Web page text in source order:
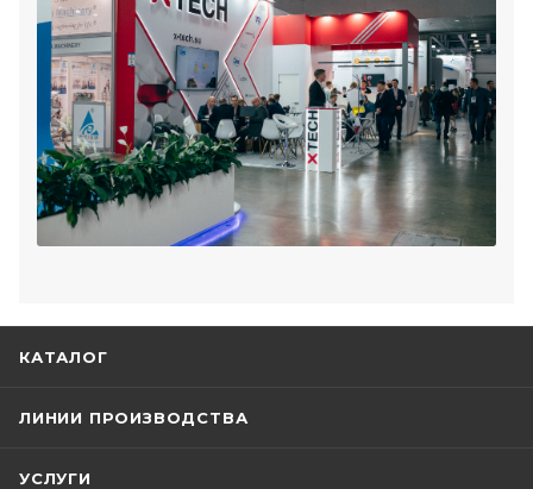
КАТАЛОГ
ЛИНИИ ПРОИЗВОДСТВА
УСЛУГИ